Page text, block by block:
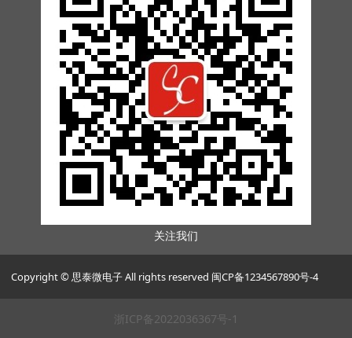
关注我们
Copyright © 思泰微电子 All rights reserved 闽CP备1234567890号-4
浙ICP备2022036367号-1